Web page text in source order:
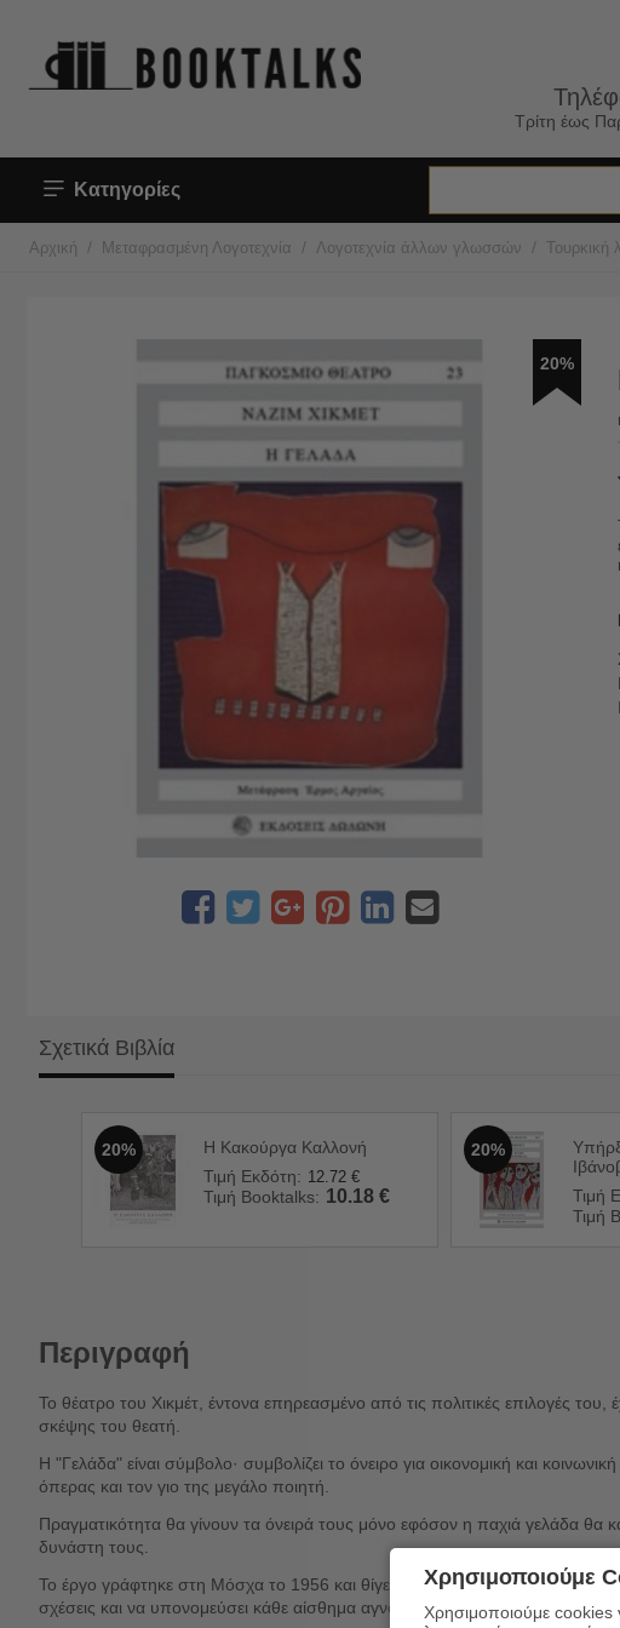
Τρίτη έως
Κατηγορίες
Αρχική / Μεταφρασμένη Λογοτεχνία / Λογοτεχνία άλλων γλωσσών / Τουρκική
20%
Σχετικά Βιβλία
20%
Η Κακούργα Καλλονή
Τιμή Εκδότη: 12.72 €
Τιμή Booktalks: 10.18 €
20%
Τιμή
Τιμή
Περιγραφή
Το θέατρο του Χικμέτ, έντονα επηρεασμένο από τις πολιτικές επιλογές
σκέψης του θεατή.
Η "Γελάδα" είναι σύμβολο· συμβολίζει το όνειρο για οικονομική και
όπερας και τον γιο της μεγάλο ποιητή.
Πραγματικότητα θα γίνουν τα όνειρά τους μόνο εφόσον η παχιά γελάδα θα
δυνάστη τους.
Το έργο γράφτηκε στη Μόσχα το 1956 και θίγεται έντονα το ζήτημα της
σχέσεις και να υπονομεύσει κάθε αίσθημα αγνότητας και ειλικρίνειας.
Χρησιμοποιούμε
Χρησιμοποιούμε cookies